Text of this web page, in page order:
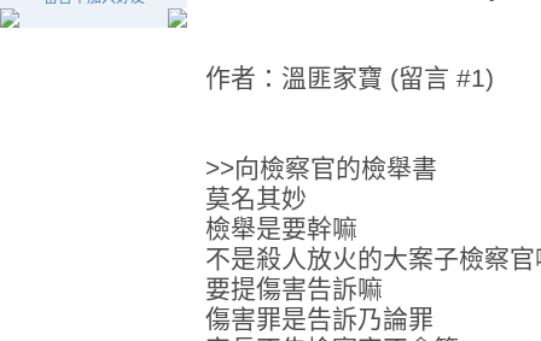
作者：溫匪家寶 (留言 #1)
>>向檢察官的檢舉書
莫名其妙
檢舉是要幹嘛
不是殺人放火的大案子檢察
要提傷害告訴嘛
傷害罪是告訴乃論罪